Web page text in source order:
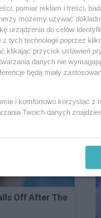
Off After The
pomiar reklam i treści,
możemy używać
urządzenia do celów
tych technologii poprzez
klikając przycisk ustawień
danych nie
będą miały
i komfortowo korzystać z
Twoich danych